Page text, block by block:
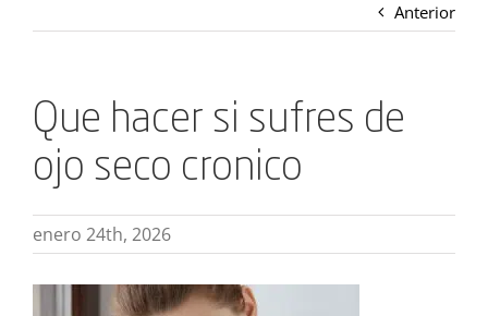
Anterior
Que hacer si sufres de
ojo seco cronico
enero 24th, 2026